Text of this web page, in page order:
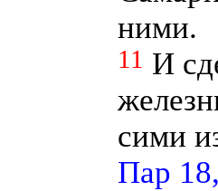
ними.
11 И
сими
Пар